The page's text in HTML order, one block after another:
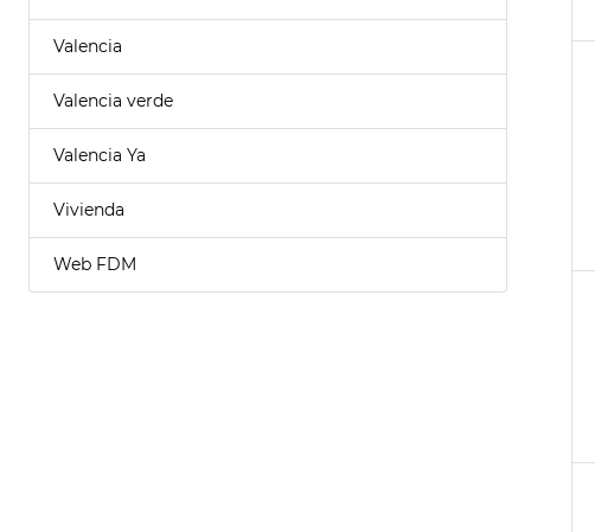
Valencia
Valencia verde
Valencia Ya
Vivienda
Web FDM